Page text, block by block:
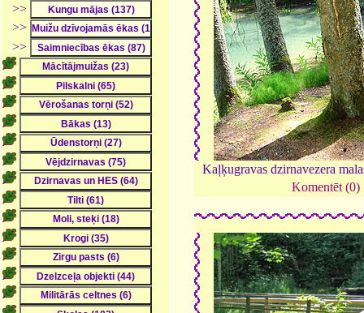
>>
>>
>>
Kaļķugravas dzirnavezera
Komentēt (0)